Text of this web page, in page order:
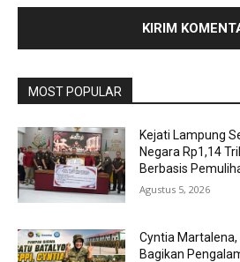
MOST POPULAR
Kejati Lampung
Negara Rp1,14
Berbasis
Agustus 5, 2026
Cyntia
Bagikan